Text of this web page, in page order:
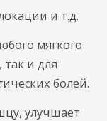
и т.д.
мягкого
и для
болей.
улучшает